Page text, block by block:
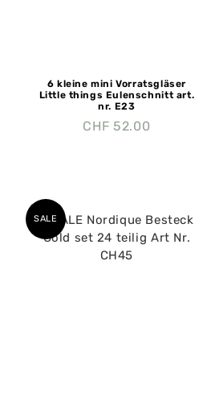
6 kleine mini Vorratsgläser
Little things Eulenschnitt art.
nr. E23
CHF 52.00
SALE